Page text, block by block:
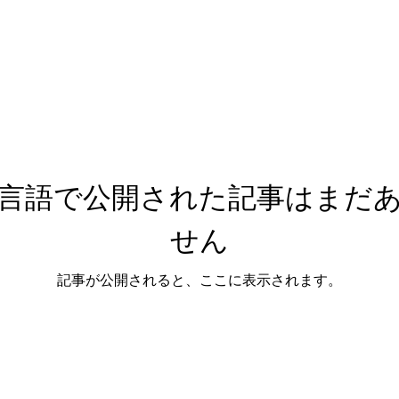
語で公開された記事はまだ
せん
記事が公開されると、ここに表示されます。